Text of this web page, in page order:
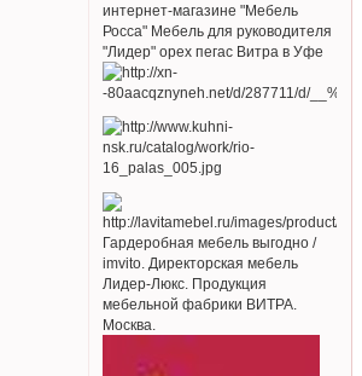
интернет-магазине "Мебель
Росса" Мебель для руководителя
"Лидер" орех пегас Витра в Уфе
Гардеробная мебель выгодно /
imvito. Директорская мебель
Лидер-Люкс. Продукция
мебельной фабрики ВИТРА.
Москва.